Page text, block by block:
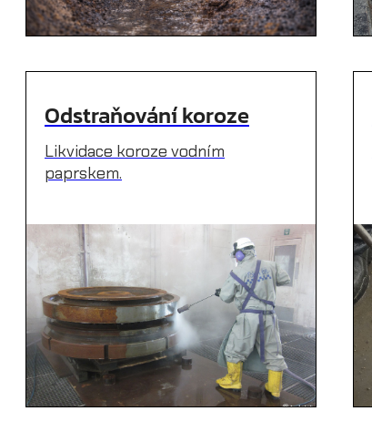
Odstraňování koroze
Likvidace koroze vodním
paprskem.